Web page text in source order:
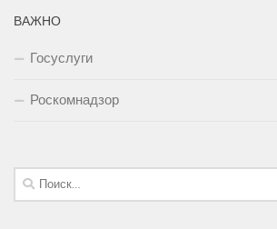
ВАЖНО
Госуслуги
Роскомнадзор
Найти: